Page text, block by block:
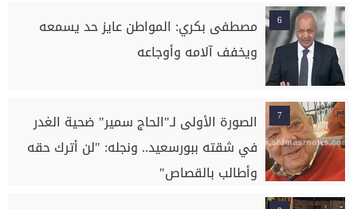
6
مصطفى بكري: المواطن عايز حد يسمعه
ويخفف آلامه وأوجاعه
7
الصورة الأولى لـ"الحاج سمير" ضحية الغدر
في شقته ببورسعيد.. ونجله: "لن أترك حقه
وأطالب بالقصاص"